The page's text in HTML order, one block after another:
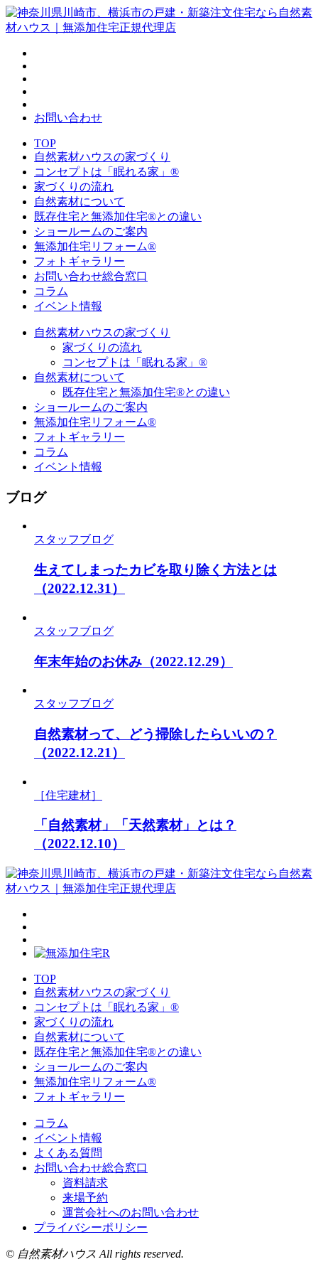
お問い合わせ
TOP
自然素材ハウスの家づくり
コンセプトは「眠れる家」®
家づくりの流れ
自然素材について
既存住宅と無添加住宅®との違い
ショールームのご案内
無添加住宅リフォーム®
フォトギャラリー
お問い合わせ総合窓口
コラム
イベント情報
自然素材ハウスの家づくり
家づくりの流れ
コンセプトは「眠れる家」®
自然素材について
既存住宅と無添加住宅®との違い
ショールームのご案内
無添加住宅リフォーム®
フォトギャラリー
コラム
イベント情報
ブログ
スタッフブログ
生えてしまったカビを取り除く方法とは
（2022.12.31）
スタッフブログ
年末年始のお休み （2022.12.29）
スタッフブログ
自然素材って、どう掃除したらいいの？
（2022.12.21）
［住宅建材］
「自然素材」「天然素材」とは？
（2022.12.10）
TOP
自然素材ハウスの家づくり
コンセプトは「眠れる家」®
家づくりの流れ
自然素材について
既存住宅と無添加住宅®との違い
ショールームのご案内
無添加住宅リフォーム®
フォトギャラリー
コラム
イベント情報
よくある質問
お問い合わせ総合窓口
資料請求
来場予約
運営会社へのお問い合わせ
プライバシーポリシー
© 自然素材ハウス All rights reserved.